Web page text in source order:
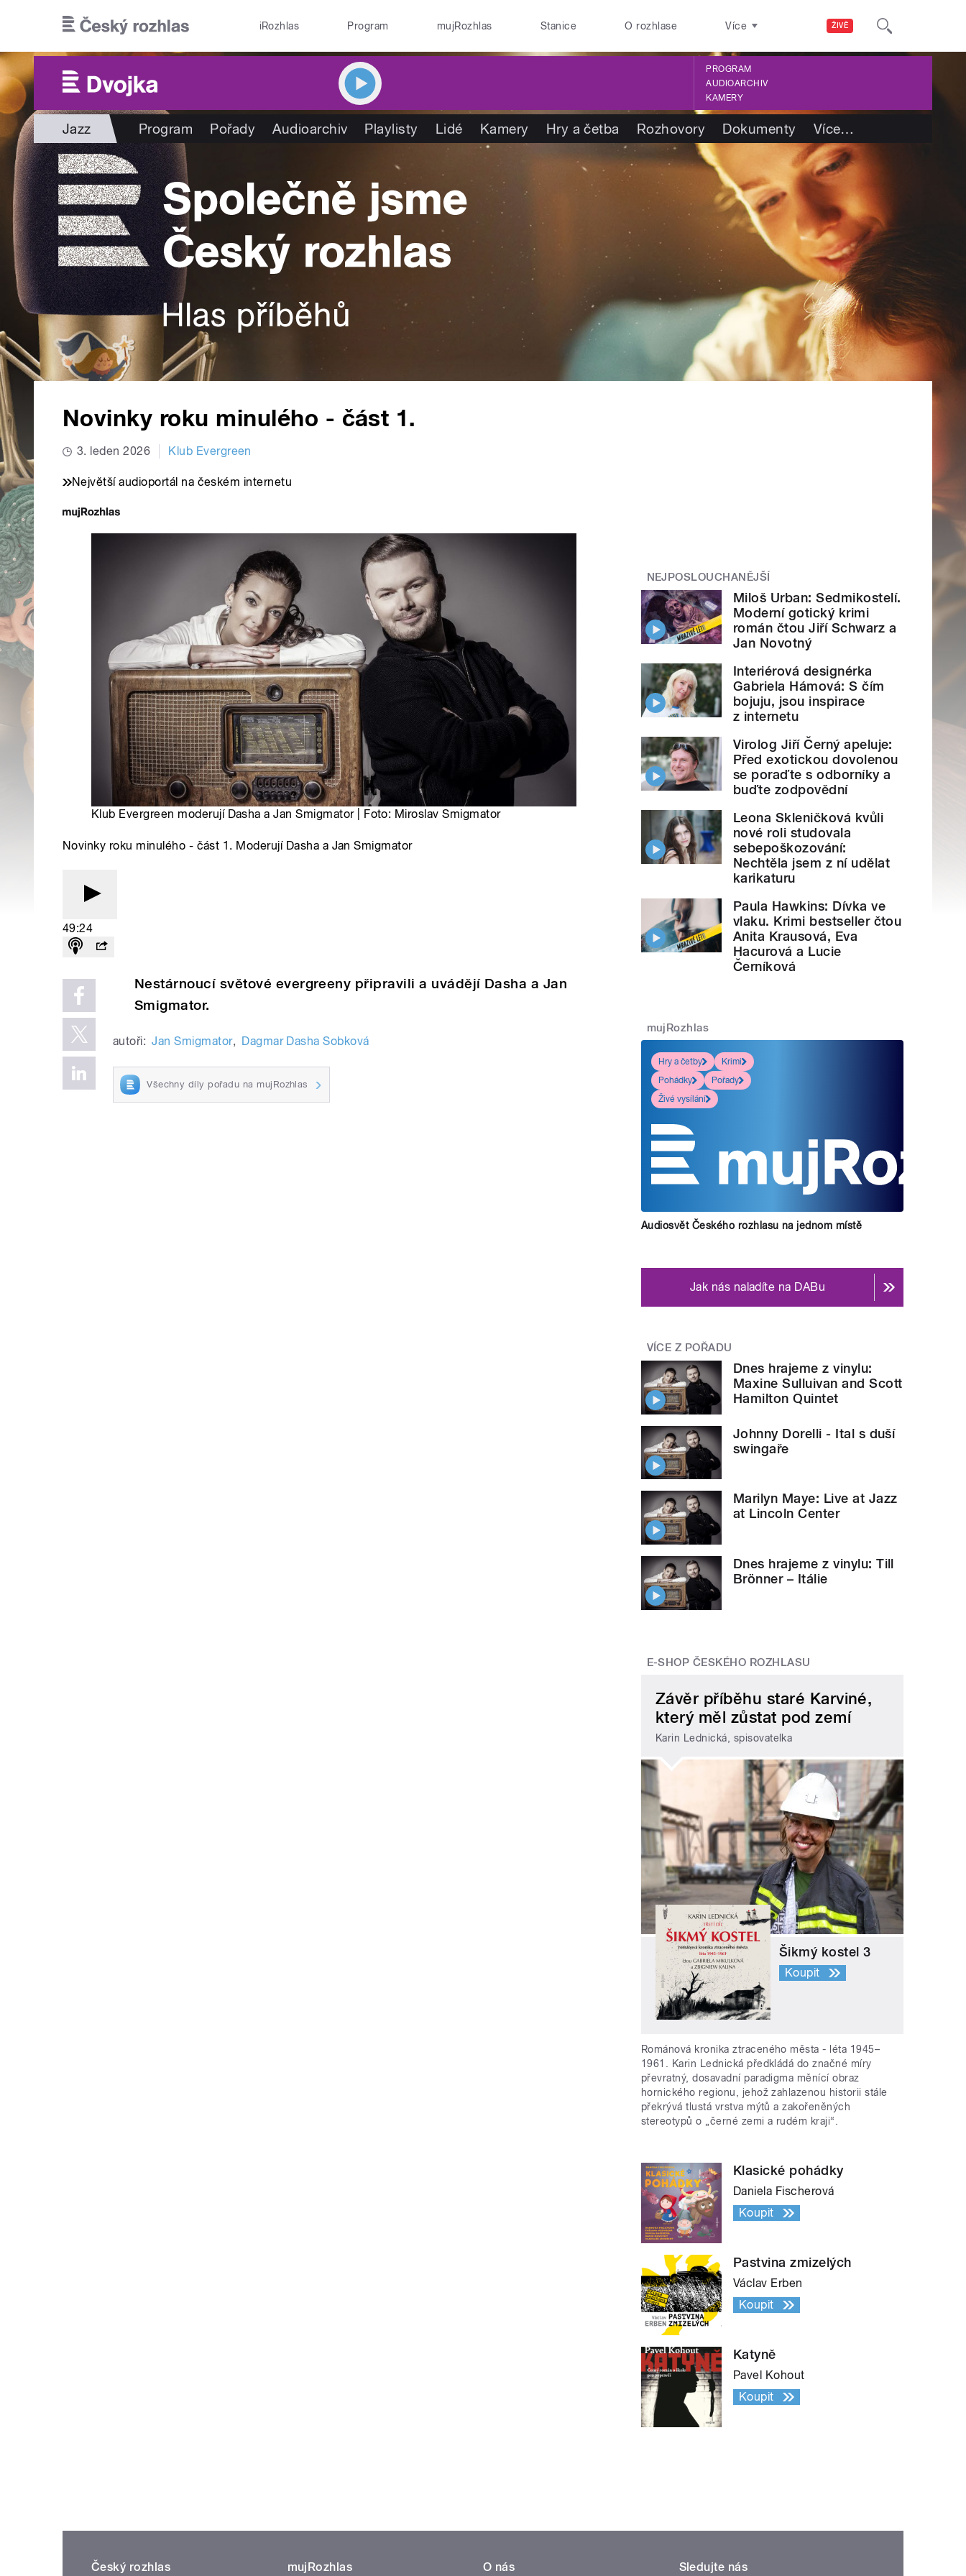
ŽIVĚ
iRozhlas Program mujRozhlas Stanice O rozhlase Více
PROGRAM
AUDIOARCHIV
KAMERY
Jazz Program Pořady Audioarchiv Playlisty Lidé Kamery Hry a četba Rozhovory Dokumenty Více…
Novinky roku minulého - část 1.
3. leden 2026 Klub Evergreen
Největší audioportál na českém internetu
Klub Evergreen moderují Dasha a Jan Smigmator | Foto: Miroslav Smigmator
Novinky roku minulého - část 1. Moderují Dasha a Jan Smigmator
49:24
Nestárnoucí světové evergreeny připravili a uvádějí Dasha a Jan
Smigmator.
autoři: Jan Smigmator, Dagmar Dasha Sobková
Všechny díly pořadu na mujRozhlas
NEJPOSLOUCHANĚJŠÍ
Miloš Urban: Sedmikostelí.
Moderní gotický krimi
román čtou Jiří Schwarz a
Jan Novotný
Interiérová designérka
Gabriela Hámová: S čím
bojuju, jsou inspirace
z internetu
Virolog Jiří Černý apeluje:
Před exotickou dovolenou
se poraďte s odborníky a
buďte zodpovědní
Leona Skleničková kvůli
nové roli studovala
sebepoškozování:
Nechtěla jsem z ní udělat
karikaturu
Paula Hawkins: Dívka ve
vlaku. Krimi bestseller čtou
Anita Krausová, Eva
Hacurová a Lucie
Černíková
mujRozhlas
Hry a četby
Krimi
Pohádky
Pořady
Živé vysílání
Audiosvět Českého rozhlasu na jednom místě
Jak nás naladíte na DABu
VÍCE Z POŘADU
Dnes hrajeme z vinylu:
Maxine Sulluivan and Scott
Hamilton Quintet
Johnny Dorelli - Ital s duší
swingaře
Marilyn Maye: Live at Jazz
at Lincoln Center
Dnes hrajeme z vinylu: Till
Brönner – Itálie
E-SHOP ČESKÉHO ROZHLASU
Závěr příběhu staré Karviné,
který měl zůstat pod zemí
Karin Lednická, spisovatelka
Šikmý kostel 3
Koupit
Románová kronika ztraceného města - léta 1945–
1961. Karin Lednická předkládá do značné míry
převratný, dosavadní paradigma měnící obraz
hornického regionu, jehož zahlazenou historii stále
překrývá tlustá vrstva mýtů a zakořeněných
stereotypů o „černé zemi a rudém kraji“.
Klasické pohádky
Daniela Fischerová
Koupit
Pastvina zmizelých
Václav Erben
Koupit
Katyně
Pavel Kohout
Koupit
Český rozhlas mujRozhlas O nás Sledujte nás